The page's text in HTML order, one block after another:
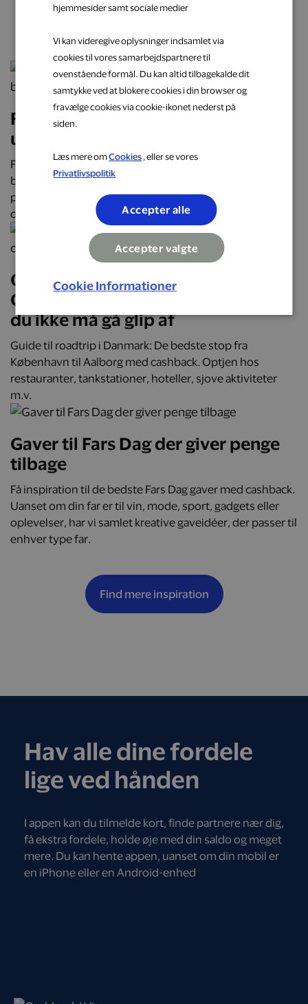
næste oplevelse
Få cashback på hverdagens
udgifter hos populære brands
Få cashback på hverdagens udgifter hos over 2.000
butikker, restauranter og webshops. Optjen automatisk
penge tilbage på alt fra mad og transport til mode, bolig
og faste abonnementer.
Oplev Danmark på roadtrip:
Oplevelser, mad og overnatninger,
du ikke må gå glip af
Guide til roadtrip i Danmark: De bedste stop fra
København til Aalborg med cashback. Optjen hos
restauranter, tankstationer, hoteller, sjove aktiviteter
m.v.
Gaver til Fars Dag der giver penge
tilbage
Få inspiration til de bedste Fars Dag gaver med cashback.
Uanset om din far er til vin, mode, sport, gadgets eller
oplevelser, har vi samlet kreative gaveidéer, der passer til
enhver type far.
Find mere inspiration
Hav alle dine fordele
lige ved hånden
I appen kan du tilmelde kort, finde partnere nær dig,
få ekstra fordele, holde øje med din saldo og meget
mere. Du kan hente appen, uanset om din mobil er
en iPhone eller en Android-enhed
hjemmesider samt sociale medier
Vi kan videregive oplysninger indsamlet via
cookies til vores samarbejdspartnere til
ovenstående formål. Du kan altid tilbagekalde dit
samtykke ved at blokere cookies i din browser og
fravælge cookies via cookie-ikonet nederst på
siden.
Læs mere omCookies , eller se vores
Privatlivspolitik
Accepter alle
Accepter valgte
Cookie Informationer